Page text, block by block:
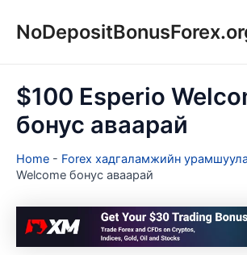
$100 Esperio
бонус аваарай
Home - Forex хадгаламжийн
Welcome бонус аваарай